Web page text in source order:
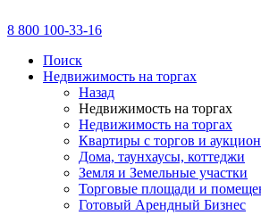
8 800 100-33-16
Поиск
Недвижимость на торгах
Назад
Недвижимость на торгах
Недвижимость на торгах
Квартиры с торгов и
Дома, таунхаусы, коттеджи
Земля и Земельные участки
Торговые площади и
Готовый Арендный Бизнес